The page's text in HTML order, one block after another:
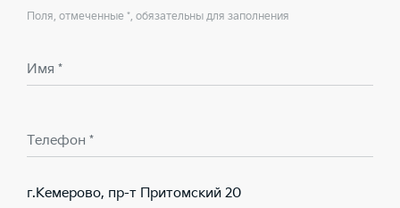
Поля, отмеченные *, обязательны для заполнения
Имя *
Телефон *
г.Кемерово, пр-т Притомский 20